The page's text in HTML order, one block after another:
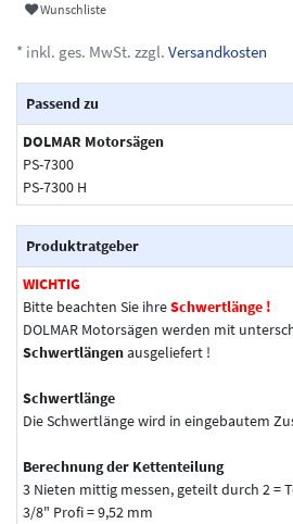
Wunschliste
* inkl. ges. MwSt. zzgl. Versandkosten
Passend zu
DOLMAR Motorsägen
PS-7300
PS-7300 H
Produktratgeber
WICHTIG
Bitte beachten Sie ihreSchwertlänge !
DOLMAR Motorsägen werden mit
Schwertlängenausgeliefert !
Schwertlänge
Die Schwertlänge wird in eingebautem
Berechnung der Kettenteilung
3 Nieten mittig messen, geteilt durch 2 =
3/8" Profi = 9,52 mm